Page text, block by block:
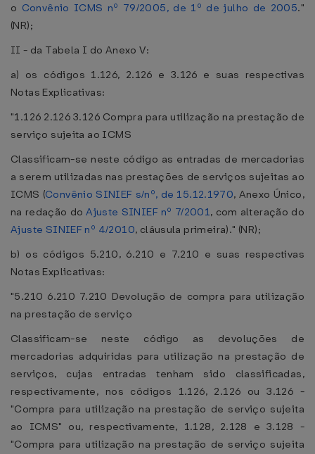
o Convênio ICMS nº 79/2005, de 1º de julho de 2005."
(NR);
II - da Tabela I do Anexo V:
a) os códigos 1.126, 2.126 e 3.126 e suas respectivas
Notas Explicativas:
"1.126 2.126 3.126 Compra para utilização na prestação de
serviço sujeita ao ICMS
Classificam-se neste código as entradas de mercadorias
a serem utilizadas nas prestações de serviços sujeitas ao
ICMS (Convênio SINIEF s/nº, de 15.12.1970, Anexo Único,
na redação doAjuste SINIEF nº 7/2001, com alteração do
Ajuste SINIEF nº 4/2010, cláusula primeira)." (NR);
b) os códigos 5.210, 6.210 e 7.210 e suas respectivas
Notas Explicativas:
"5.210 6.210 7.210 Devolução de compra para utilização
na prestação de serviço
Classificam-se neste código as devoluções de
mercadorias adquiridas para utilização na prestação de
serviços, cujas entradas tenham sido classificadas,
respectivamente, nos códigos 1.126, 2.126 ou 3.126 -
"Compra para utilização na prestação de serviço sujeita
ao ICMS" ou, respectivamente, 1.128, 2.128 e 3.128 -
"Compra para utilização na prestação de serviço sujeita